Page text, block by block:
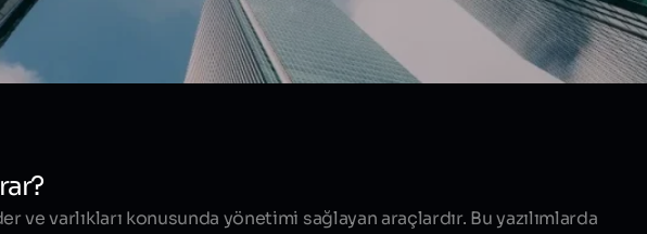
ve varlıkları konusunda yönetimi sağlayan araçlardır. Bu yazılımlarda